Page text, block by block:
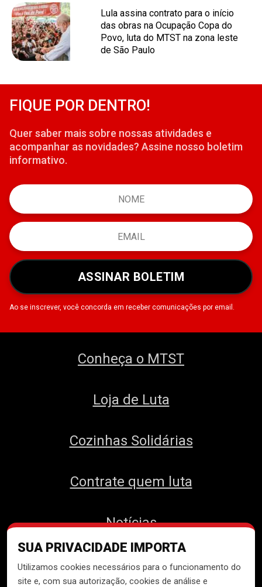
Lula assina contrato para o início
das obras na Ocupação Copa do
Povo, luta do MTST na zona leste
de São Paulo
SUA PRIVACIDADE IMPORTA
Utilizamos cookies necessários para o funcionamento do
site e, com sua autorização, cookies de análise e
FIQUE POR DENTRO!
Quer saber mais sobre nossas atividades e
acompanhar as novidades? Assine nosso boletim
informativo.
ASSINAR BOLETIM
Ao se inscrever, você concorda em receber comunicações por email.
Conheça o MTST
Loja de Luta
Cozinhas Solidárias
Contrate quem luta
Notícias
Contato